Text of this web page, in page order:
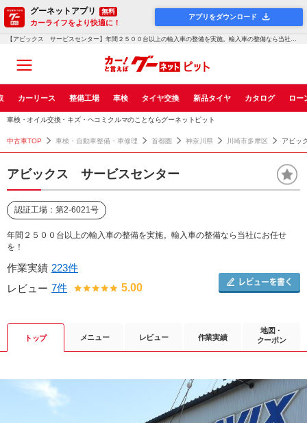
グーネットアプリ 無料
カーライフをより快適に！
アプリをダウンロード
【アビックス サービスセンター】年間２５００台以上の輸入車の整備を実施。輸入車の整備なら当社にお任せを！！グーネットピット
カーリース 整備工場 車検 タイヤ交換 新品タイヤ カタログ ロー
車検・オイル交換・キズ・ヘコミクルマのことならグーネットピット
中古車TOP 車検・自動車整備・車修理 首都圏 神奈川県 川崎市多摩区 アビッ
アビックス サービスセンター
認証工場：第2-6021号
年間２５００台以上の輸入車の整備を実施。輸入車の整備なら当社にお任せ
を！
作業実績 223件
レビュー 7件 5.00
トップ メニュー レビュー 作業実績
地図・
クーポン